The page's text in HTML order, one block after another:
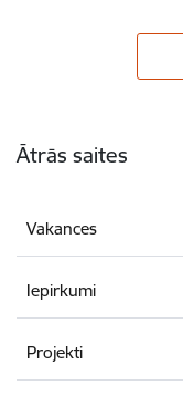
Ātrās saites
Vakances
Iepirkumi
Projekti